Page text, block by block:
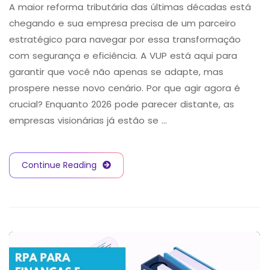
A maior reforma tributária das últimas décadas está
chegando e sua empresa precisa de um parceiro
estratégico para navegar por essa transformação
com segurança e eficiência. A VUP está aqui para
garantir que você não apenas se adapte, mas
prospere nesse novo cenário. Por que agir agora é
crucial? Enquanto 2026 pode parecer distante, as
empresas visionárias já estão se …
Continue Reading